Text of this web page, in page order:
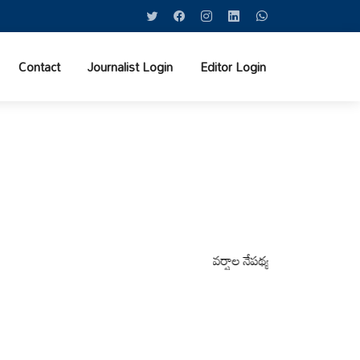
Contact Journalist Login Editor Login
వర్షాల నేపథ్యంలో కోటపల్లి, వేమనపల్లి